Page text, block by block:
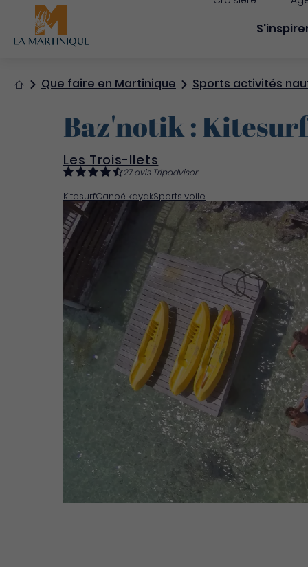
Accueil
Que faire en Martinique Sports activités
Baz'notik :
Les Trois-Ilets
27 avis Tripadvisor
KitesurfCanoé kayakSports voile